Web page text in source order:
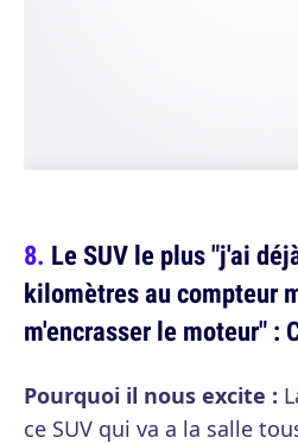
Le SUV le plus "j'ai
kilomètres au compteur
m'encrasser le moteur" :
Pourquoi il nous excite :
ce SUV qui va a la salle